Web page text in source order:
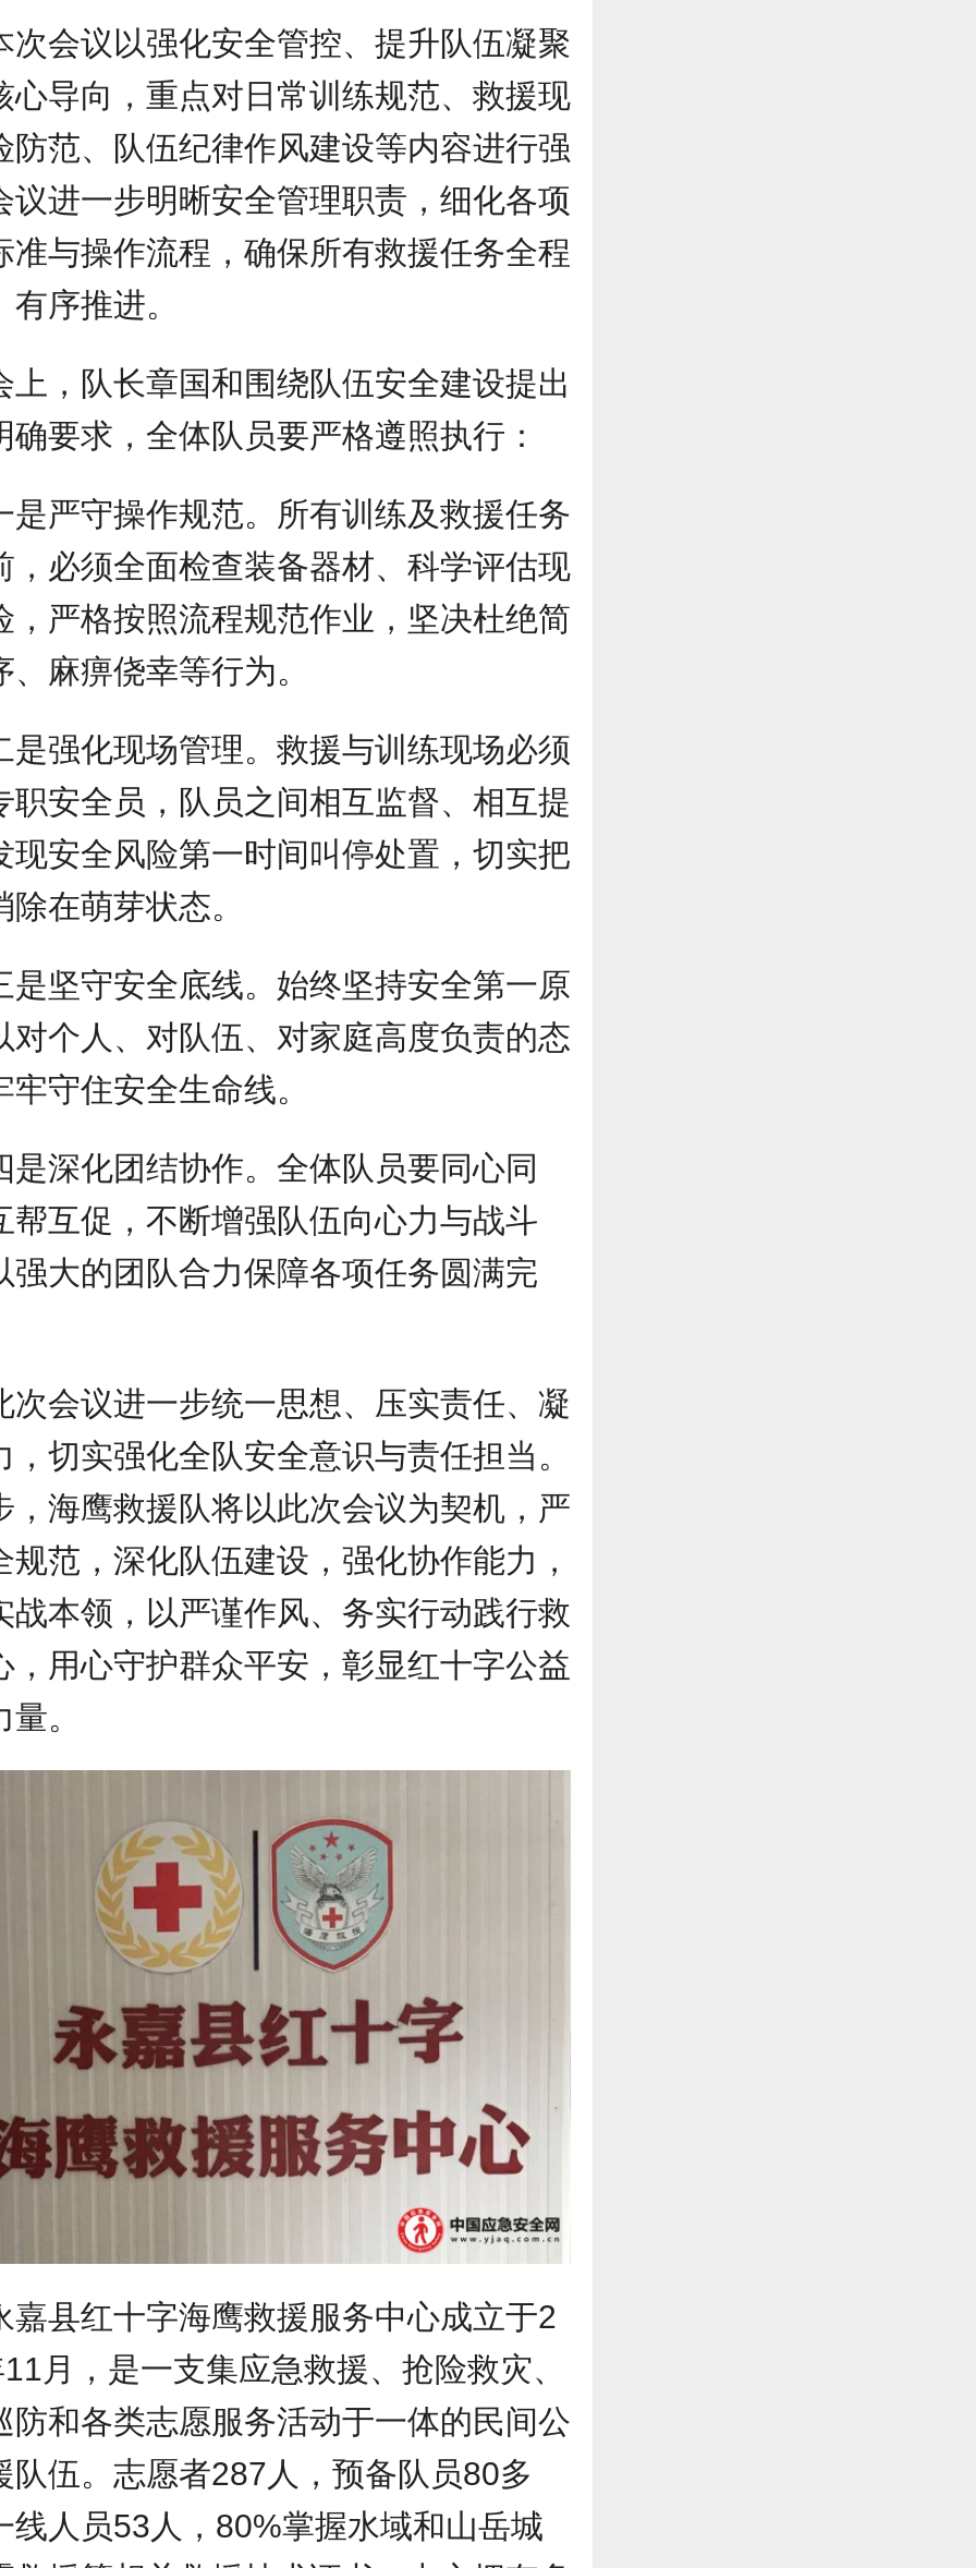
次会议以强化安全管控、提升队伍凝聚
心导向，重点对日常训练规范、救援现
防范、队伍纪律作风建设等内容进行强
议进一步明晰安全管理职责，细化各项
准与操作流程，确保所有救援任务全程
有序推进。
上，队长章国和围绕队伍安全建设提出
确要求，全体队员要严格遵照执行：
是严守操作规范。所有训练及救援任务
，必须全面检查装备器材、科学评估现
，严格按照流程规范作业，坚决杜绝简
、麻痹侥幸等行为。
是强化现场管理。救援与训练现场必须
职安全员，队员之间相互监督、相互提
现安全风险第一时间叫停处置，切实把
除在萌芽状态。
是坚守安全底线。始终坚持安全第一原
对个人、对队伍、对家庭高度负责的态
牢守住安全生命线。
是深化团结协作。全体队员要同心同
帮互促，不断增强队伍向心力与战斗
强大的团队合力保障各项任务圆满完
次会议进一步统一思想、压实责任、凝
，切实强化全队安全意识与责任担当。
，海鹰救援队将以此次会议为契机，严
规范，深化队伍建设，强化协作能力，
战本领，以严谨作风、务实行动践行救
，用心守护群众平安，彰显红十字公益
。
嘉县红十字海鹰救援服务中心成立于2
月，是一支集应急救援、抢险救灾、
防和各类志愿服务活动于一体的民间公
队伍。志愿者287人，预备队员80多
线人员53人，80%掌握水域和山岳城